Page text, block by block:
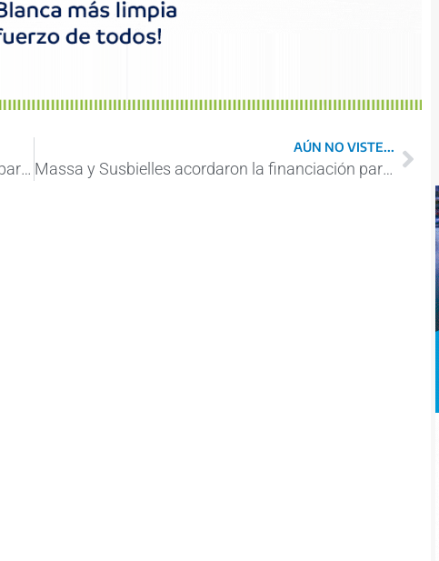
Massa y Susbielles acordaron la financiación para los accesos al puerto de Bahía Blanca
AÚN NO VISTE...
Massa y Susbielles acordaron la financiación para los accesos al puerto de Bahía Blanca